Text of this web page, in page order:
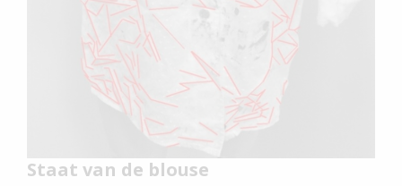
Staat van de blouse